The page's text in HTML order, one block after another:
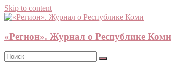
Skip to content
«Регион». Журнал о Республике Коми